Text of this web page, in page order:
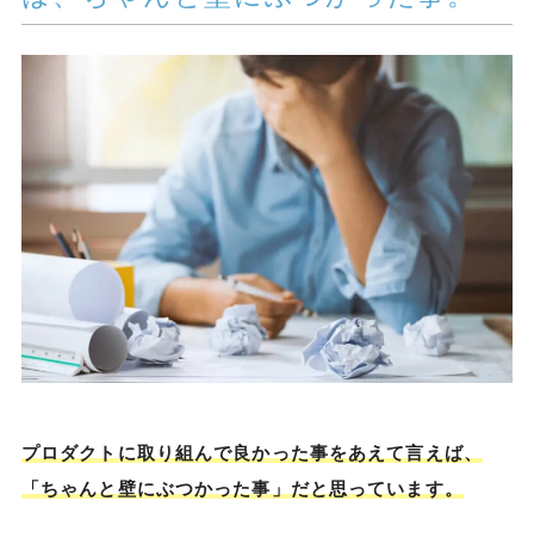
プロダクトに取り組んで良かった事をあえて言えば、
「ちゃんと壁にぶつかった事」だと思っています。